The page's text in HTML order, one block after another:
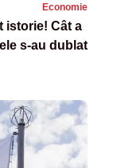
Economie
istorie! Cât a
s-au dublat